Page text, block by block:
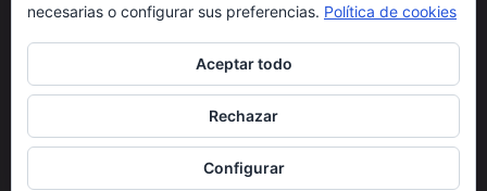
© 2026 Motos Carbó · Todos los derechos reservados
Condiciones de usoCláusulas legalesPolítica de cookies
Privacidad redes sociales
necesarias o configurar sus preferencias. Política de cookies
Aceptar todo
Rechazar
Configurar